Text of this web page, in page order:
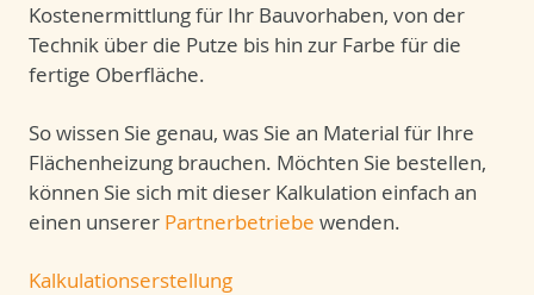
Kostenermittlung für Ihr Bauvorhaben, von der
Technik über die Putze bis hin zur Farbe für die
fertige Oberfläche.
So wissen Sie genau, was Sie an Material für Ihre
Flächenheizung brauchen. Möchten Sie bestellen,
können Sie sich mit dieser Kalkulation einfach an
einen unserer Partnerbetriebe wenden.
Kalkulationserstellung